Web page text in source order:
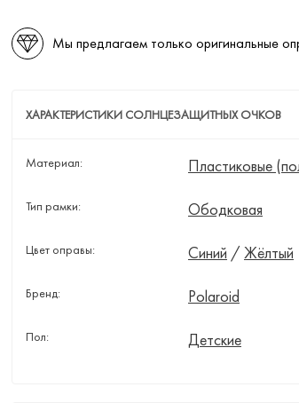
Мы предлагаем только оригинальные
ХАРАКТЕРИСТИКИ СОЛНЦЕЗАЩИТНЫХ ОЧКОВ
Материал: Пластиковые
Тип рамки: Ободковая
Цвет оправы: Синий / Жёлтый
Бренд: Polaroid
Пол: Детские